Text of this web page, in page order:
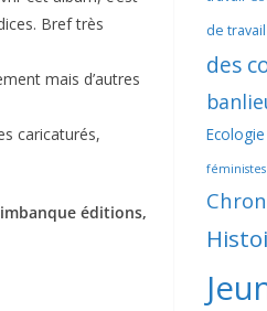
Bref très
mais d’autres
caricaturés,
éditions,
de travail
des
Ecologie
féministes